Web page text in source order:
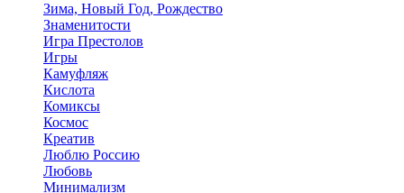
Зима, Новый Год, Рождество
Знаменитости
Игра Престолов
Игры
Камуфляж
Кислота
Комиксы
Космос
Креатив
Люблю Россию
Любовь
Минимализм